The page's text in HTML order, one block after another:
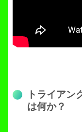
トライアン
は何か？